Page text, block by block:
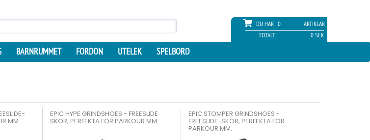
DU HAR 0
ARTIKLAR
TOTALT:
0 SEK
BARNRUMMET FORDON UTELEK SPELBORD
MM.
EPIC HYPE GRINDSHOES - FREESLIDE
SKOR, PERFEKTA FÖR PARKOUR MM.
EPIC STOMPER GRINDSHOES -
FREESLIDE-SKOR, PERFEKTA FÖR
PARKOUR MM.